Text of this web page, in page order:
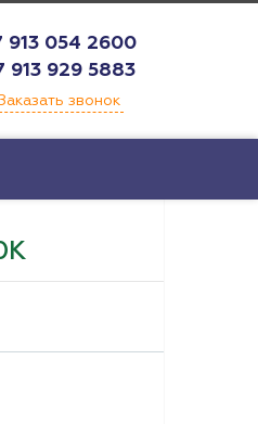
913 054 2600
913 929 5883
звонок